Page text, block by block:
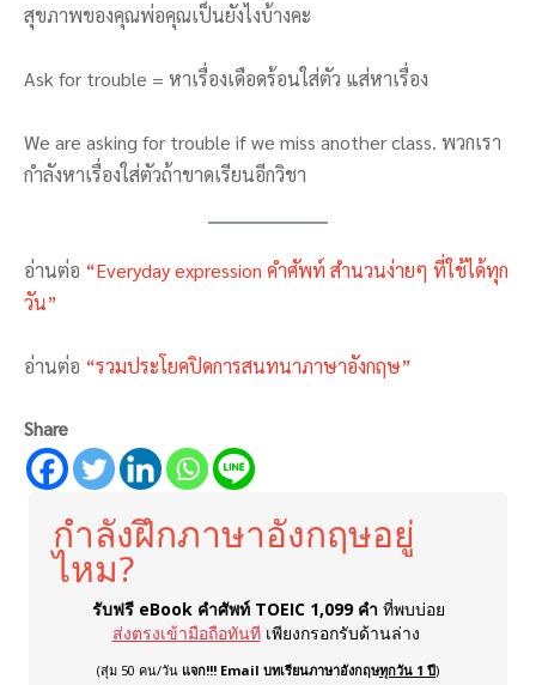
สุขภาพของคุณพ่อคุณเป็นยังไงบ้างคะ
Ask for trouble = หาเรื่องเดือดร้อนใส่ตัว แส่หาเรื่อง
We are asking for trouble if we miss another class. พวกเรา
กำลังหาเรื่องใส่ตัวถ้าขาดเรียนอีกวิชา
อ่านต่อ “Everyday expression คำศัพท์ สำนวนง่ายๆ ที่ใช้ได้ทุก
วัน”
อ่านต่อ “รวมประโยคปิดการสนทนาภาษาอังกฤษ”
Share
กำลังฝึกภาษาอังกฤษอยู่
ไหม?
รับฟรี eBook คำศัพท์ TOEIC 1,099 คำ ที่พบบ่อย
ส่งตรงเข้ามือถือทันที เพียงกรอกรับด้านล่าง
(สุ่ม 50 คน/วัน แจก!!! Email บทเรียนภาษาอังกฤษทุกวัน 1 ปี)